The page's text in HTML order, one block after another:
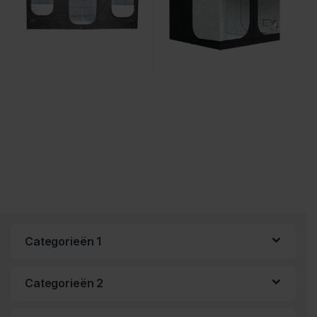
Categorieën 1
Categorieën 2